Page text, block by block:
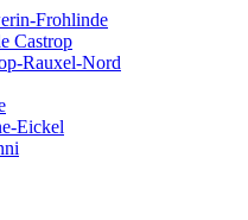
Frohlinde
Castrop
Rauxel-Nord
Eickel